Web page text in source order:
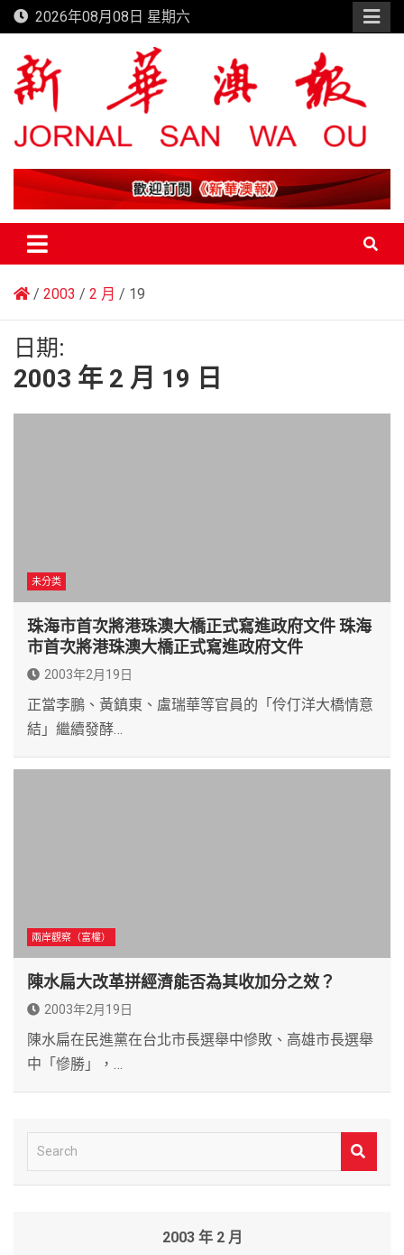
Skip
to
content
2026年08月08日 星期六
新華澳報
2003 2 月 19
日期:
2003 年 2 月 19 日
未分类
珠海市首次將港珠澳大橋正式寫進政府文件 珠海
市首次將港珠澳大橋正式寫進政府文件
2003年2月19日
正當李鵬、黃鎮東、盧瑞華等官員的「伶仃洋大橋情意
結」繼續發酵…
兩岸觀察（富權）
陳水扁大改革拼經濟能否為其收加分之效？
2003年2月19日
陳水扁在民進黨在台北市長選舉中慘敗、高雄市長選舉
中「慘勝」，…
e
2003 年 2 月